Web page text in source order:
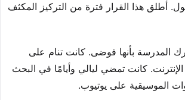
أطلق هذا القرار فترة من التركيز المكثف
المدرسة بأنها فوضى. كانت تنام على
كانت تمضي ليالي وأيامًا في البحث
الموسيقية على يوتيوب.